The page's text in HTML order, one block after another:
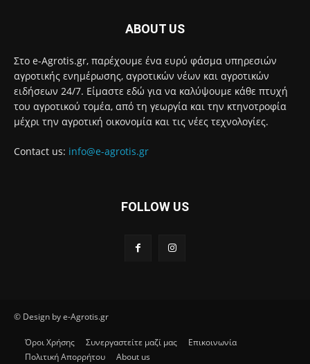
ABOUT US
Στο e-Agrotis.gr, παρέχουμε ένα ευρύ φάσμα υπηρεσιών
αγροτικής ενημέρωσης, αγροτικών νέων και αγροτικών
ειδήσεων 24/7. Είμαστε εδώ για να καλύψουμε κάθε πτυχή
του αγροτικού τομέα, από τη γεωργία και την κτηνοτροφία
μέχρι την αγροτική οικονομία και τις νέες τεχνολογίες.
Contact us: info@e-agrotis.gr
FOLLOW US
© Design by e-Agrotis.gr
Όροι Χρήσης Συνεργαστείτε μαζί μας
Επικοινωνία
Πολιτική Απορρήτου
About us